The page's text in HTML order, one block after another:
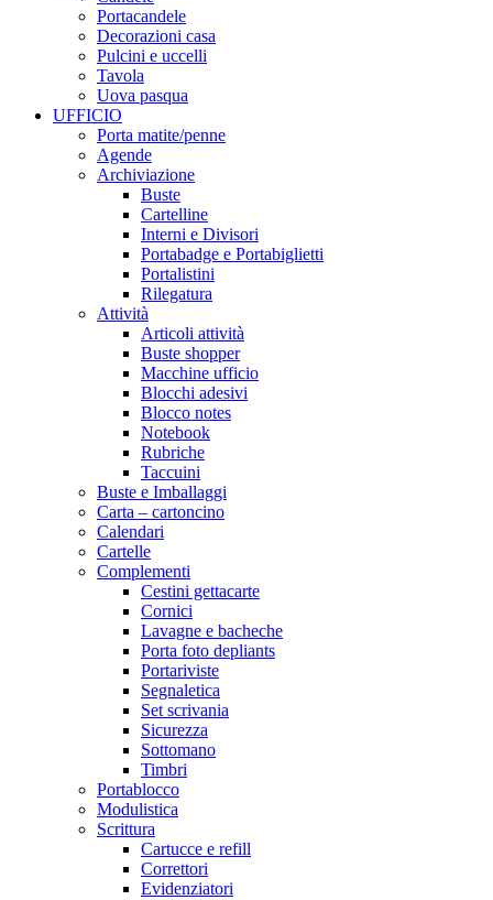
Portacandele
Decorazioni casa
Pulcini e uccelli
Tavola
Uova pasqua
UFFICIO
Porta matite/penne
Agende
Archiviazione
Buste
Cartelline
Interni e Divisori
Portabadge e Portabiglietti
Portalistini
Rilegatura
Attività
Articoli attività
Buste shopper
Macchine ufficio
Blocchi adesivi
Blocco notes
Notebook
Rubriche
Taccuini
Buste e Imballaggi
Carta – cartoncino
Calendari
Cartelle
Complementi
Cestini gettacarte
Cornici
Lavagne e bacheche
Porta foto depliants
Portariviste
Segnaletica
Set scrivania
Sicurezza
Sottomano
Timbri
Portablocco
Modulistica
Scrittura
Cartucce e refill
Correttori
Evidenziatori